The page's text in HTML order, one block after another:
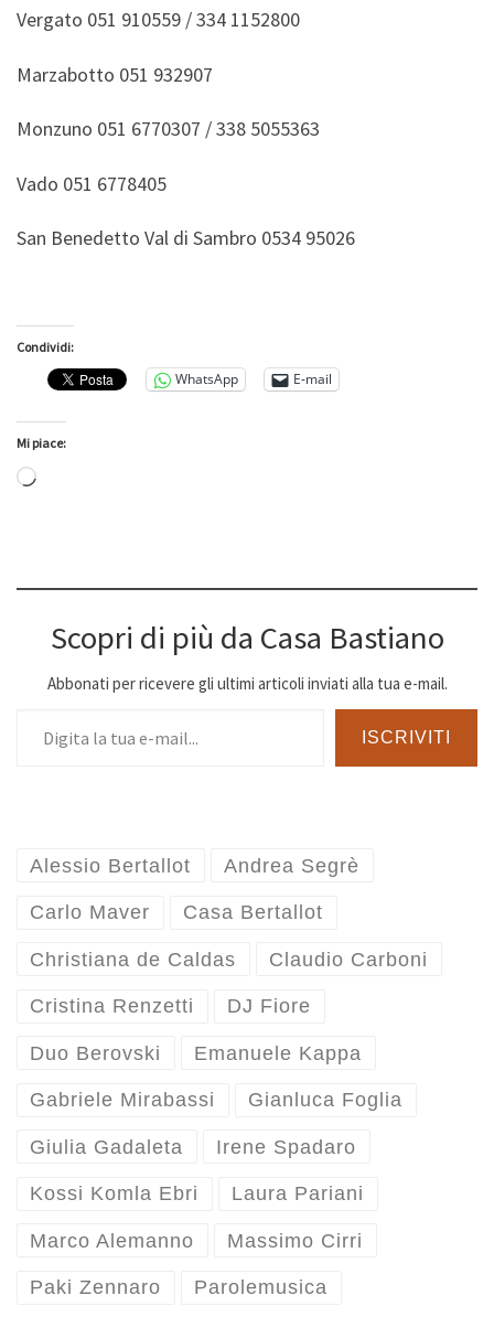
Vergato 051 910559 / 334 1152800
Marzabotto 051 932907
Monzuno 051 6770307 / 338 5055363
Vado 051 6778405
San Benedetto Val di Sambro 0534 95026
Condividi:
WhatsApp E-mail
Mi piace:
Caricamento in corso…
Scopri di più da Casa Bastiano
Abbonati per ricevere gli ultimi articoli inviati alla tua e-mail.
ISCRIVITI
Alessio Bertallot Andrea Segrè
Carlo Maver Casa Bertallot
Christiana de Caldas Claudio Carboni
Cristina Renzetti DJ Fiore
Duo Berovski Emanuele Kappa
Gabriele Mirabassi Gianluca Foglia
Giulia Gadaleta Irene Spadaro
Kossi Komla Ebri Laura Pariani
Marco Alemanno Massimo Cirri
Paki Zennaro Parolemusica